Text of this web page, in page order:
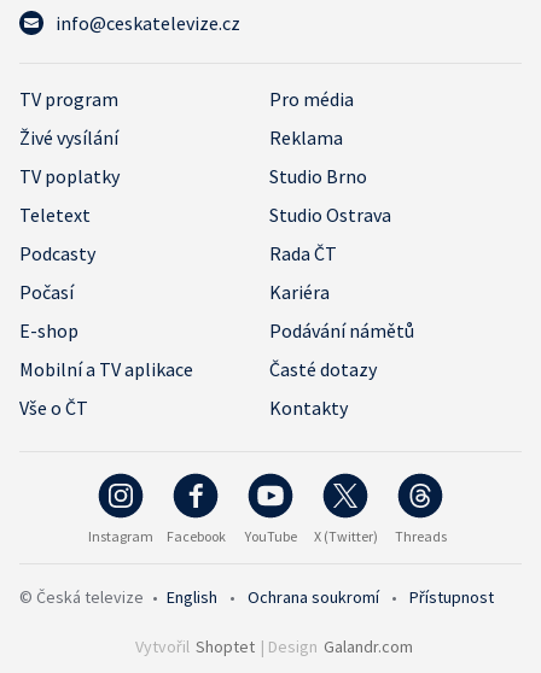
info@ceskatelevize.cz
TV program
Pro média
Živé vysílání
Reklama
TV poplatky
Studio Brno
Teletext
Studio Ostrava
Podcasty
Rada ČT
Počasí
Kariéra
E-shop
Podávání námětů
Mobilní a TV aplikace
Časté dotazy
Vše o ČT
Kontakty
Instagram Facebook YouTube X (Twitter) Threads
© Česká televize • English • Ochrana soukromí • Přístupnost
Vytvořil Shoptet | Design Galandr.com